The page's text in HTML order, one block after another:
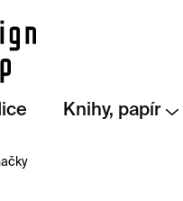
Knihy, papír